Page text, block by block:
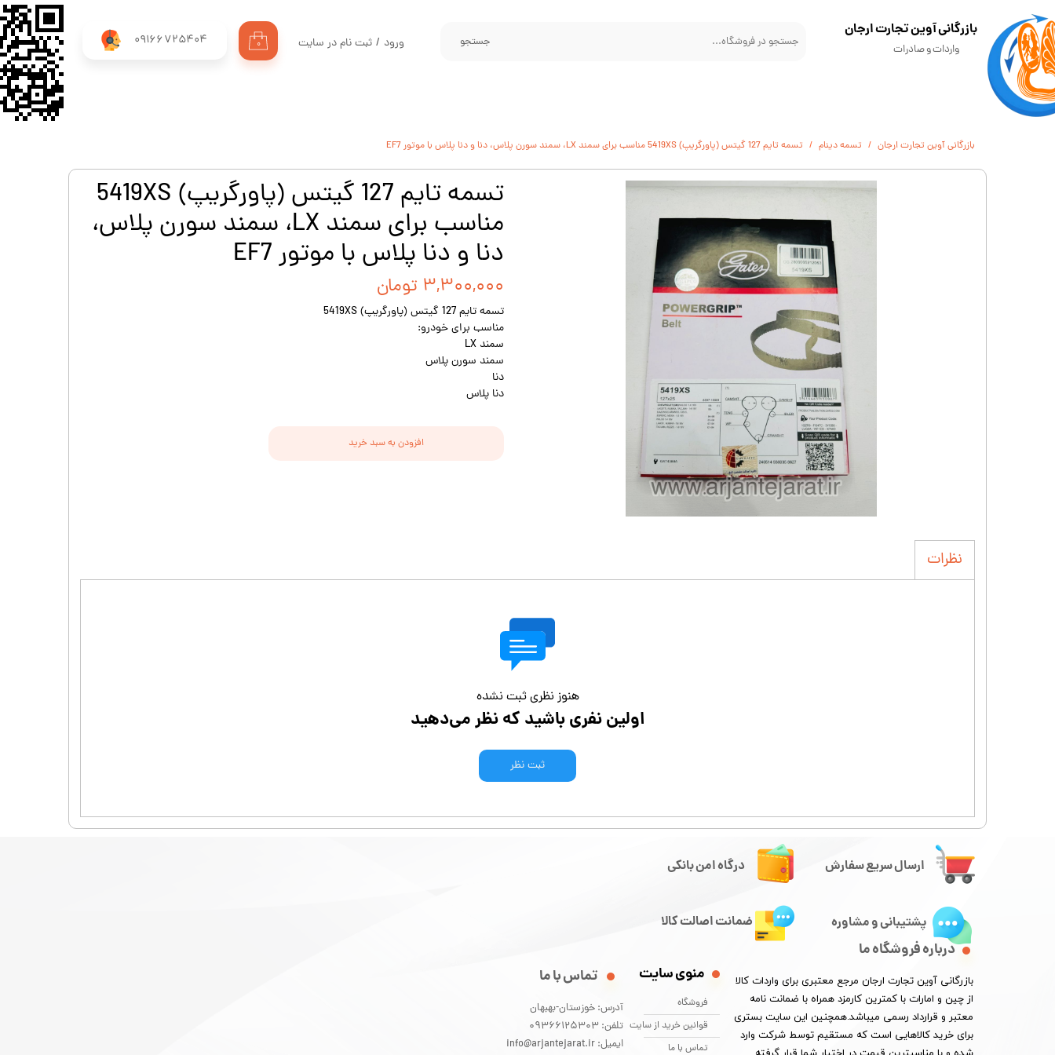
09166725404 جستجو ۰ ورود / ثبت نام در سایت
​بازرگانی آوین تجارت ارجان
واردات و صادرات
بازرگانی آوین تجارت ارجان تسمه دینام تسمه تايم 127 گيتس (پاورگريپ) 5419XS مناسب برای سمند LX، سمند سورن پلاس، دنا و دنا پلاس با موتور EF7
تسمه تايم 127 گيتس (پاورگريپ) 5419XS
مناسب برای سمند LX، سمند سورن پلاس،
دنا و دنا پلاس با موتور EF7
۳,۳۰۰,۰۰۰ تومان
تسمه تايم 127 گيتس (پاورگريپ) 5419XS
مناسب برای خودرو:
سمند LX
سمند سورن پلاس
دنا
دنا پلاس
افزودن به سبد خرید
نظرات
هنوز نظری ثبت نشده
اولین نفری باشید که نظر می‌دهید
ثبت نظر
پشتیبانی و مشاوره ضمانت اصالت کالا
ارسال سریع سفارش درگاه امن بانکی
درباره فروشگاه ما
​بازرگانی آوین تجارت ارجان مرجع معتبری برای واردات کالا
از چین و امارات با کمترین کارمزد همراه با ضمانت نامه
معتبر و قرارداد رسمی میباشد.همچنین این سایت بستری
برای خرید کالاهایی است که مستقیم توسط شرکت وارد
تماس با ما
آدرس: خوزستان-بهبهان
تلفن: 09366125303
ایمیل: info@arjantejarat.ir
منوی سایت
فروشگاه
قوانین خرید از سایت
تماس با ما